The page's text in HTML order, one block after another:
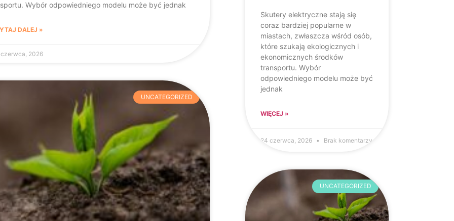
Wybór odpowiedniego modelu może być jednak
DALEJ »
2026
UNCATEGORIZED
Skutery elektryczne stają się
coraz bardziej popularne w
miastach, zwłaszcza wśród osób,
które szukają ekologicznych i
ekonomicznych środków
transportu. Wybór
odpowiedniego modelu może być
jednak
WIĘCEJ »
24 czerwca, 2026 Brak komentarzy
UNCATEGORIZED